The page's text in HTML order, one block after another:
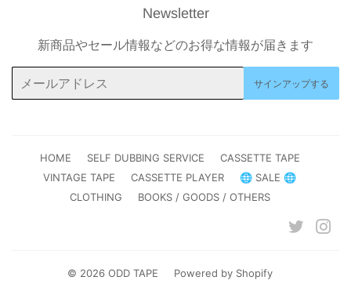
Newsletter
新商品やセール情報などのお得な情報が届きます
ー
サインアップする
HOME SELF DUBBING SERVICE
CASSETTE TAPE
VINTAGE TAPE
CASSETTE PLAYER
🌐 SALE 🌐
CLOTHING
BOOKS / GOODS / OTHERS
Twitter
© 2026 ODD TAPE Powered by Shopify